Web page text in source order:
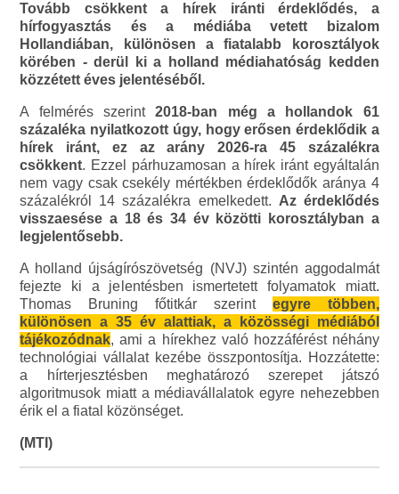
Tovább csökkent a hírek iránti érdeklődés, a
hírfogyasztás és a médiába vetett bizalom
Hollandiában, különösen a fiatalabb korosztályok
körében - derül ki a holland médiahatóság kedden
közzétett éves jelentéséből.
A felmérés szerint2018-ban még a hollandok 61
százaléka nyilatkozott úgy, hogy erősen érdeklődik a
hírek iránt, ez az arány 2026-ra 45 százalékra
csökkent. Ezzel párhuzamosan a hírek iránt egyáltalán
nem vagy csak csekély mértékben érdeklődők aránya 4
százalékról 14 százalékra emelkedett. Az érdeklődés
visszaesése a 18 és 34 év közötti korosztályban a
legjelentősebb.
A holland újságírószövetség (NVJ) szintén aggodalmát
fejezte ki a jelentésben ismertetett folyamatok miatt.
Thomas Bruning főtitkár szerint egyre többen,
különösen a 35 év alattiak, a közösségi médiából
tájékozódnak, ami a hírekhez való hozzáférést néhány
technológiai vállalat kezébe összpontosítja. Hozzátette:
a hírterjesztésben meghatározó szerepet játszó
algoritmusok miatt a médiavállalatok egyre nehezebben
érik el a fiatal közönséget.
(MTI)